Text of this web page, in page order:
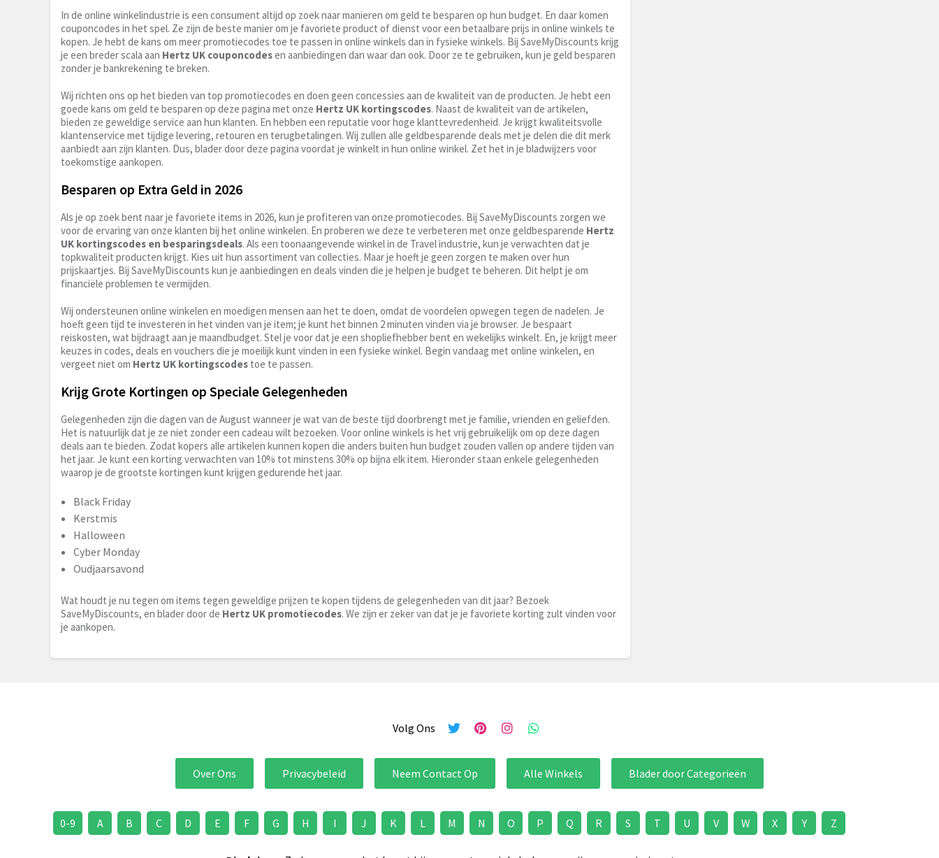
In de online winkelindustrie is een consument altijd op zoek naar manieren om geld te besparen op hun budget. En daar komen
couponcodes in het spel. Ze zijn de beste manier om je favoriete product of dienst voor een betaalbare prijs in online winkels te
kopen. Je hebt de kans om meer promotiecodes toe te passen in online winkels dan in fysieke winkels. Bij SaveMyDiscounts krijg
je een breder scala aan Hertz UK couponcodesen aanbiedingen dan waar dan ook. Door ze te gebruiken, kun je geld besparen
zonder je bankrekening te breken.
Wij richten ons op het bieden van top promotiecodes en doen geen concessies aan de kwaliteit van de producten. Je hebt een
goede kans om geld te besparen op deze pagina met onze Hertz UK kortingscodes. Naast de kwaliteit van de artikelen,
bieden ze geweldige service aan hun klanten. En hebben een reputatie voor hoge klanttevredenheid. Je krijgt kwaliteitsvolle
klantenservice met tijdige levering, retouren en terugbetalingen. Wij zullen alle geldbesparende deals met je delen die dit merk
aanbiedt aan zijn klanten. Dus, blader door deze pagina voordat je winkelt in hun online winkel. Zet het in je bladwijzers voor
toekomstige aankopen.
Besparen op Extra Geld in 2026
Als je op zoek bent naar je favoriete items in 2026, kun je profiteren van onze promotiecodes. Bij SaveMyDiscounts zorgen we
voor de ervaring van onze klanten bij het online winkelen. En proberen we deze te verbeteren met onze geldbesparende Hertz
UK kortingscodes en besparingsdeals. Als een toonaangevende winkel in de Travel industrie, kun je verwachten dat je
topkwaliteit producten krijgt. Kies uit hun assortiment van collecties. Maar je hoeft je geen zorgen te maken over hun
prijskaartjes. Bij SaveMyDiscounts kun je aanbiedingen en deals vinden die je helpen je budget te beheren. Dit helpt je om
financiële problemen te vermijden.
Wij ondersteunen online winkelen en moedigen mensen aan het te doen, omdat de voordelen opwegen tegen de nadelen. Je
hoeft geen tijd te investeren in het vinden van je item; je kunt het binnen 2 minuten vinden via je browser. Je bespaart
reiskosten, wat bijdraagt aan je maandbudget. Stel je voor dat je een shopliefhebber bent en wekelijks winkelt. En, je krijgt meer
keuzes in codes, deals en vouchers die je moeilijk kunt vinden in een fysieke winkel. Begin vandaag met online winkelen, en
vergeet niet om Hertz UK kortingscodes toe te passen.
Krijg Grote Kortingen op Speciale Gelegenheden
Gelegenheden zijn die dagen van de August wanneer je wat van de beste tijd doorbrengt met je familie, vrienden en geliefden.
Het is natuurlijk dat je ze niet zonder een cadeau wilt bezoeken. Voor online winkels is het vrij gebruikelijk om op deze dagen
deals aan te bieden. Zodat kopers alle artikelen kunnen kopen die anders buiten hun budget zouden vallen op andere tijden van
het jaar. Je kunt een korting verwachten van 10% tot minstens 30% op bijna elk item. Hieronder staan enkele gelegenheden
waarop je de grootste kortingen kunt krijgen gedurende het jaar.
Black Friday
Kerstmis
Halloween
Cyber Monday
Oudjaarsavond
Wat houdt je nu tegen om items tegen geweldige prijzen te kopen tijdens de gelegenheden van dit jaar? Bezoek
SaveMyDiscounts, en blader door de Hertz UK promotiecodes. We zijn er zeker van dat je je favoriete korting zult vinden voor
je aankopen.
Volg Ons
Over Ons Privacybeleid Neem Contact Op Alle Winkels Blader door Categorieën
0-9 A B C D E F G H I J K L M N O P Q R S T U V W X Y Z